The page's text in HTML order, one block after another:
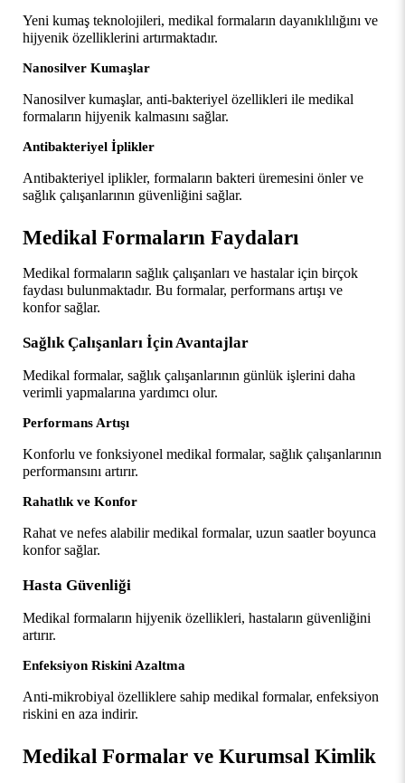
Yeni kumaş teknolojileri, medikal formaların dayanıklılığını ve
hijyenik özelliklerini artırmaktadır.
Nanosilver Kumaşlar
Nanosilver kumaşlar, anti-bakteriyel özellikleri ile medikal
formaların hijyenik kalmasını sağlar.
Antibakteriyel İplikler
Antibakteriyel iplikler, formaların bakteri üremesini önler ve
sağlık çalışanlarının güvenliğini sağlar.
Medikal Formaların Faydaları
Medikal formaların sağlık çalışanları ve hastalar için birçok
faydası bulunmaktadır. Bu formalar, performans artışı ve
konfor sağlar.
Sağlık Çalışanları İçin Avantajlar
Medikal formalar, sağlık çalışanlarının günlük işlerini daha
verimli yapmalarına yardımcı olur.
Performans Artışı
Konforlu ve fonksiyonel medikal formalar, sağlık çalışanlarının
performansını artırır.
Rahatlık ve Konfor
Rahat ve nefes alabilir medikal formalar, uzun saatler boyunca
konfor sağlar.
Hasta Güvenliği
Medikal formaların hijyenik özellikleri, hastaların güvenliğini
artırır.
Enfeksiyon Riskini Azaltma
Anti-mikrobiyal özelliklere sahip medikal formalar, enfeksiyon
riskini en aza indirir.
Medikal Formalar ve Kurumsal Kimlik